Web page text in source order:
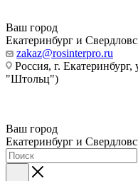
Ваш город
Екатеринбург и
zakaz@rosinterpro.ru
Россия, г.
"Штольц")
Ваш город
Екатеринбург и